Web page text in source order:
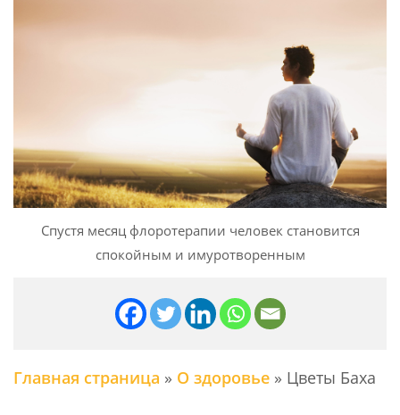
Спустя месяц флоротерапии человек становится
спокойным и имуротворенным
Главная страница » О здоровье » Цветы Баха